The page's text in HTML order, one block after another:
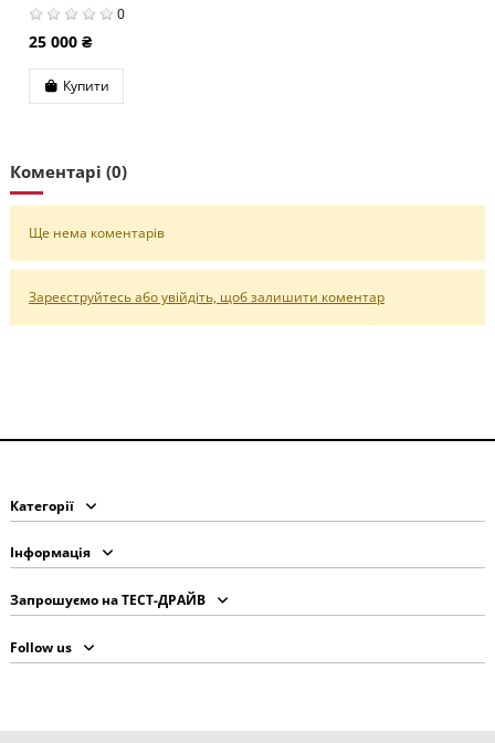
0
25 000 ₴
Купити
Коментарі (0)
Ще нема коментарів
Зареєструйтесь або увійдіть, щоб залишити коментар
Категорії
Інформація
Запрошуємо на ТЕСТ-ДРАЙВ
Follow us